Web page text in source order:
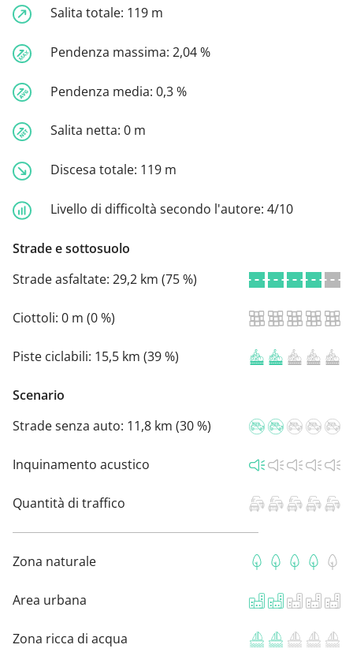
Salita totale: 119 m
Pendenza massima: 2,04 %
Pendenza media: 0,3 %
Salita netta: 0 m
Discesa totale: 119 m
Livello di difficoltà secondo l'autore: 4/10
Strade e sottosuolo
Strade asfaltate: 29,2 km (75 %)
Ciottoli: 0 m (0 %)
Piste ciclabili: 15,5 km (39 %)
Scenario
Strade senza auto: 11,8 km (30 %)
Inquinamento acustico
Quantità di traffico
Zona naturale
Area urbana
Zona ricca di acqua